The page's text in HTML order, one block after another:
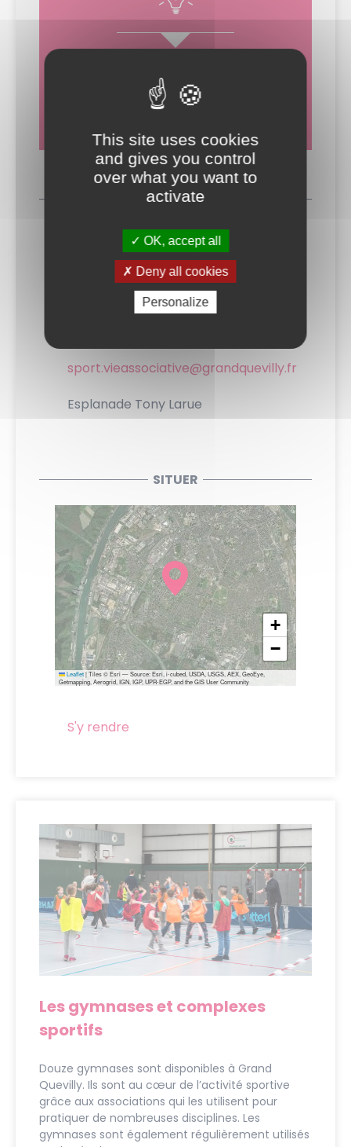
dansl’annuaire.
Retrouvez les stades dans la
CONTACT
SERVICE SPORT ET VIE
ASSOCIATIVE
COORDONNÉES :
sport.vieassociative@grandquevilly.fr
Esplanade Tony Larue
SITUER
+
−
Leaflet |Tiles © Esri — Source: Esri, i-cubed, USDA, USGS, AEX, GeoEye,
Getmapping, Aerogrid, IGN, IGP, UPR-EGP, and the GIS User Community
S'y rendre
Les gymnases et complexes
sportifs
Douze gymnases sont disponibles à Grand
Quevilly. Ils sont au cœur de l’activité sportive
grâce aux associations qui les utilisent pour
pratiquer de nombreuses disciplines. Les
gymnases sont également régulièrement utilisés
This site uses cookies
and gives you control
over what you want to
activate
OK, accept all
Deny all cookies
Personalize